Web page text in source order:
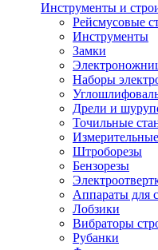
Инструменты и
Рейсмусовые
Инструменты
Замки
Наборы
Дрели и
Точильные
Штроборезы
Бензорезы
Аппараты для
Лобзики
Вибраторы
Рубанки